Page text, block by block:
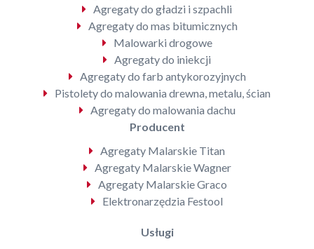
Agregaty do gładzi i szpachli
Agregaty do mas bitumicznych
Malowarki drogowe
Agregaty do iniekcji
Agregaty do farb antykorozyjnych
Pistolety do malowania drewna, metalu, ścian
Agregaty do malowania dachu
Producent
Agregaty Malarskie Titan
Agregaty Malarskie Wagner
Agregaty Malarskie Graco
Elektronarzędzia Festool
Usługi